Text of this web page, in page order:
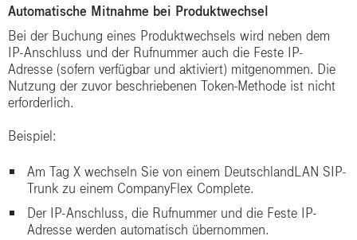
Automatische Mitnahme bei Produktwechsel
Bei der Buchung eines Produktwechsels wird neben dem
IP-Anschluss und der Rufnummer auch die Feste IP-
Adresse (sofern verfügbar und aktiviert) mitgenommen. Die
Nutzung der zuvor beschriebenen Token-Methode ist nicht
erforderlich.
Beispiel:
Am Tag X wechseln Sie von einem DeutschlandLAN SIP-
Trunk zu einem CompanyFlex Complete.
Der IP-Anschluss, die Rufnummer und die Feste IP-
Adresse werden automatisch übernommen.